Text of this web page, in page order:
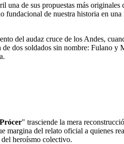
una de sus propuestas más
fundacional de nuestra historia en
del audaz cruce de los Andes,
dos soldados sin nombre: Fulano
Prócer" trasciende la mera
margina del relato oficial a quienes
del heroísmo colectivo.